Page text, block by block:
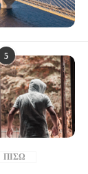
5
ΠΊΣΩ